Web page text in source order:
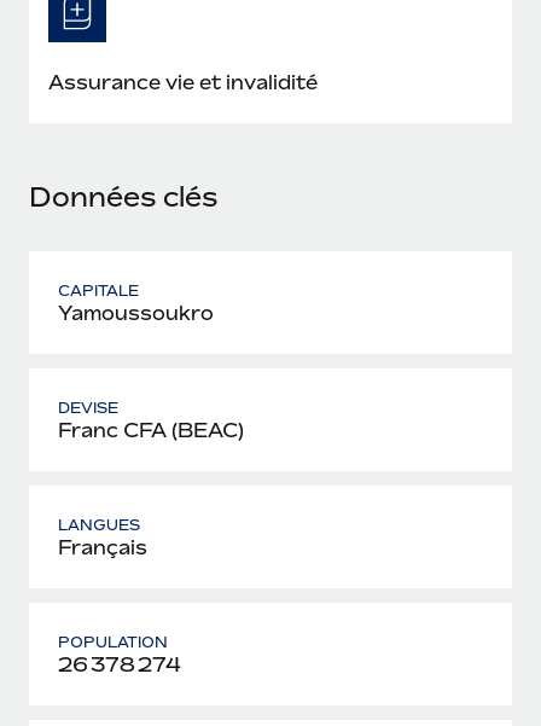
En savoir plus
Assurance vie et invalidité
Données clés
CAPITALE
Yamoussoukro
DEVISE
Franc CFA (BEAC)
LANGUES
Français
POPULATION
26 378 274